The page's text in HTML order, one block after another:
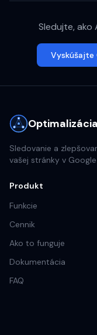
Sledujte, ako
Vyskúšajte
Sledovanie a
vašej stránky v
Produkt
Funkcie
Cennik
Ako to funguje
Dokumentácia
FAQ